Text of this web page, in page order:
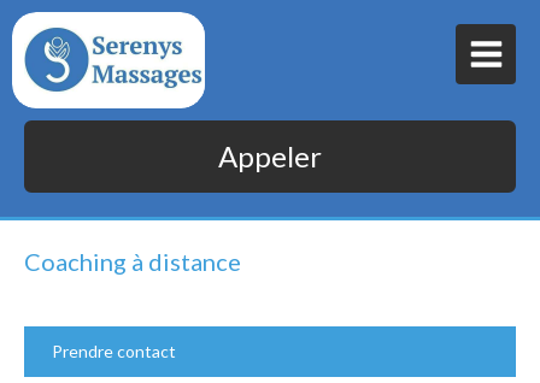
Appeler
Coaching à distance
Prendre contact